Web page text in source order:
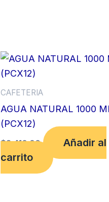
CAFETERIA
AGUA NATURAL 1000
(PCX12)
$2,410.00
Añadir al
carrito